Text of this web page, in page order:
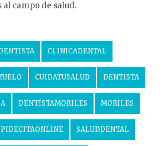
al campo de salud.
CLINICADENTAL
CUIDATUSALUD DENTISTA
DENTISTAMORILES MORILES
PIDECITAONLINE SALUDDENTAL